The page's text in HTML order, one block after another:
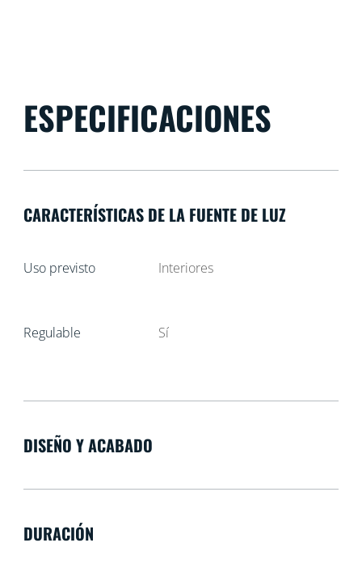
ESPECIFICACIONES
CARACTERÍSTICAS DE LA FUENTE DE LUZ
Uso previsto Interiores
Regulable Sí
DISEÑO Y ACABADO
DURACIÓN